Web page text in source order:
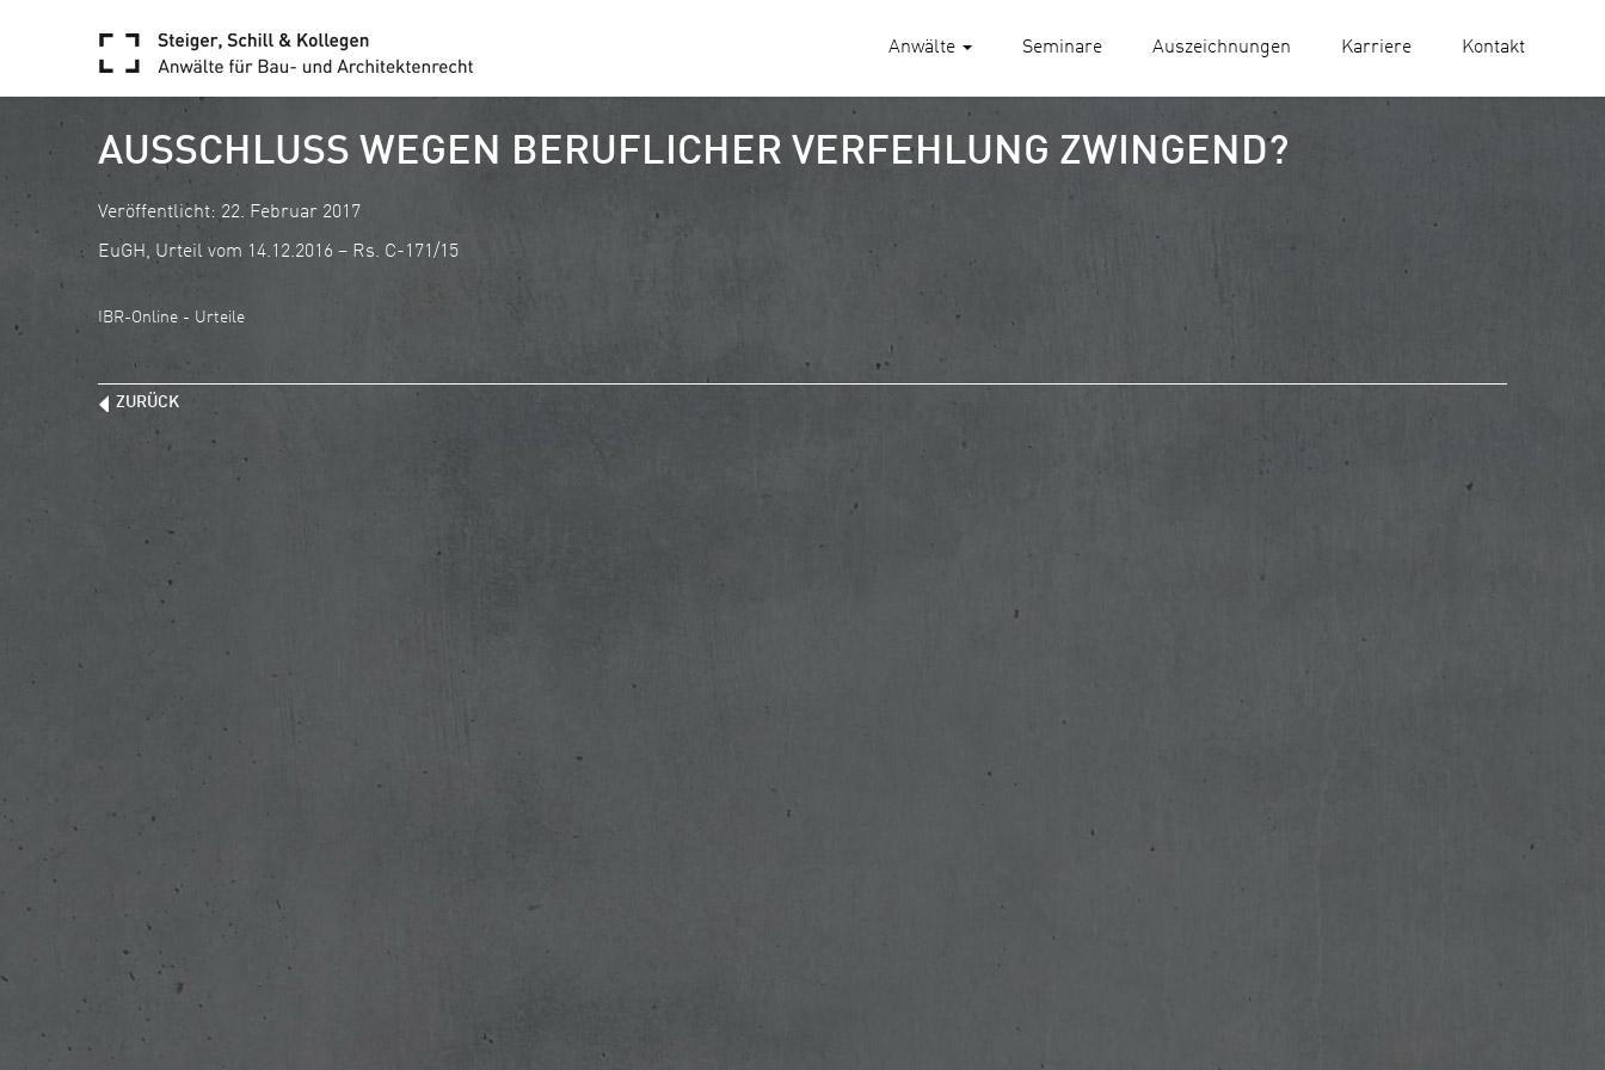
Anwälte Seminare Auszeichnungen Karriere Kontakt
AUSSCHLUSS WEGEN BERUFLICHER VERFEHLUNG ZWINGEND?
Veröffentlicht: 22. Februar 2017
EuGH, Urteil vom 14.12.2016 – Rs. C-171/15
IBR-Online - Urteile
ZURÜCK